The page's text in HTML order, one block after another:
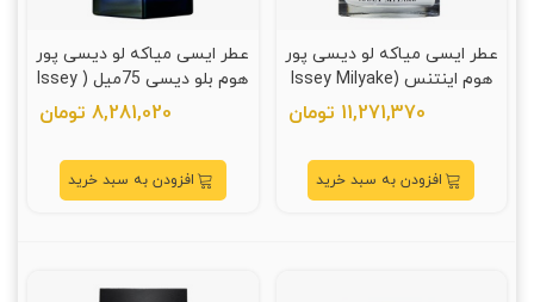
عطر ایسی میاکه لو دیسی پور
هوم اینتنس (Issey Milyake
L'Eau D'Issey Pour Homme)
11,271,370 تومان
افزودن به سبد خرید
عطر ایسی میاکه لو دیسی پور
هوم بلو دیسی 75میل ( Issey
Miyake L'Eau D'Issey Pour
Homme L'Eau Bleue )
8,281,020 تومان
افزودن به سبد خرید